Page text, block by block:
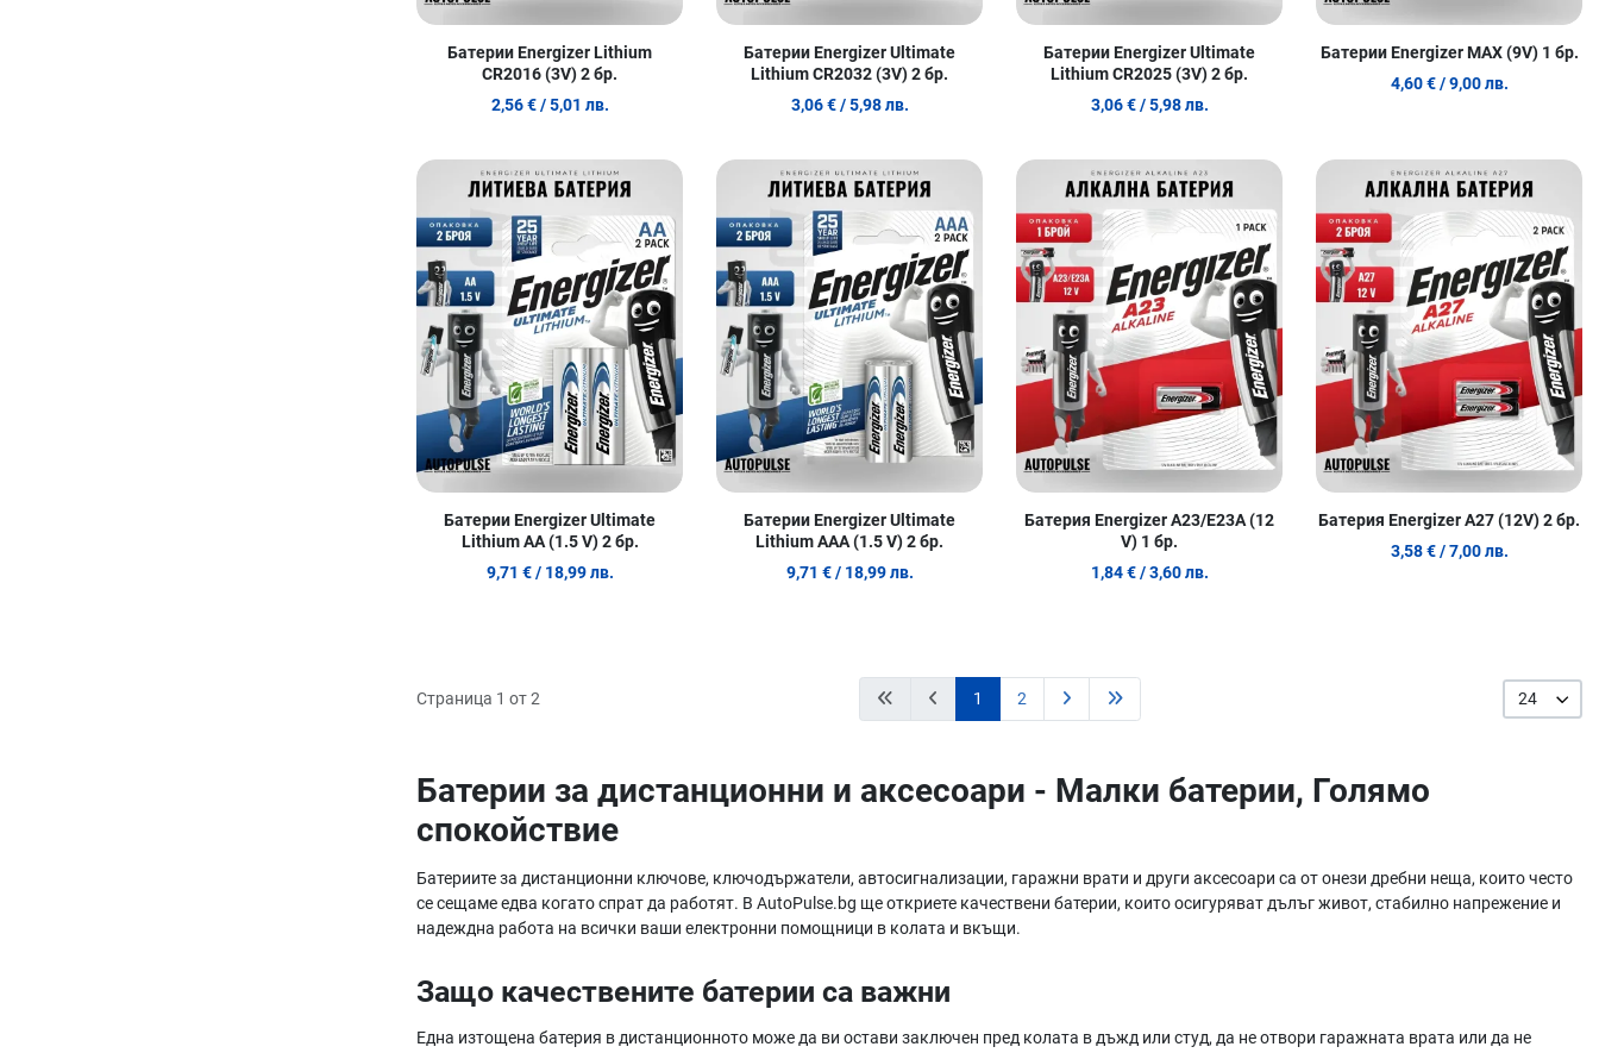
Батерии Energizer Lithium
CR2016 (3V) 2 бр.
2,56 € / 5,01 лв.
Батерии Energizer Ultimate
Lithium CR2032 (3V) 2 бр.
3,06 € / 5,98 лв.
Батерии Energizer Ultimate
Lithium CR2025 (3V) 2 бр.
3,06 € / 5,98 лв.
Батерии Energizer MAX (9V) 1 бр.
4,60 € / 9,00 лв.
Добави в любими
Сравни продукт
Quick View
Батерии Energizer Ultimate
Lithium AA (1.5 V) 2 бр.
9,71 € / 18,99 лв.
Добави в любими
Сравни продукт
Quick View
Батерии Energizer Ultimate
Lithium AAA (1.5 V) 2 бр.
9,71 € / 18,99 лв.
Добави в любими
Сравни продукт
Quick View
Батерия Energizer A23/E23A (12
V) 1 бр.
1,84 € / 3,60 лв.
Батерия Energizer A27 (12V) 2 бр.
3,58 € / 7,00 лв.
Страница 1 от 2 1 2 24
Батерии за дистанционни и аксесоари - Малки батерии, Голямо
спокойствие
Батериите за дистанционни ключове, ключодържатели, автосигнализации, гаражни врати и други аксесоари са от онези дребни неща, които често
се сещаме едва когато спрат да работят. В AutoPulse.bg ще откриете качествени батерии, които осигуряват дълъг живот, стабилно напрежение и
надеждна работа на всички ваши електронни помощници в колата и вкъщи.
Защо качествените батерии са важни
Една изтощена батерия в дистанционното може да ви остави заключен пред колата в дъжд или студ, да не отвори гаражната врата или да не